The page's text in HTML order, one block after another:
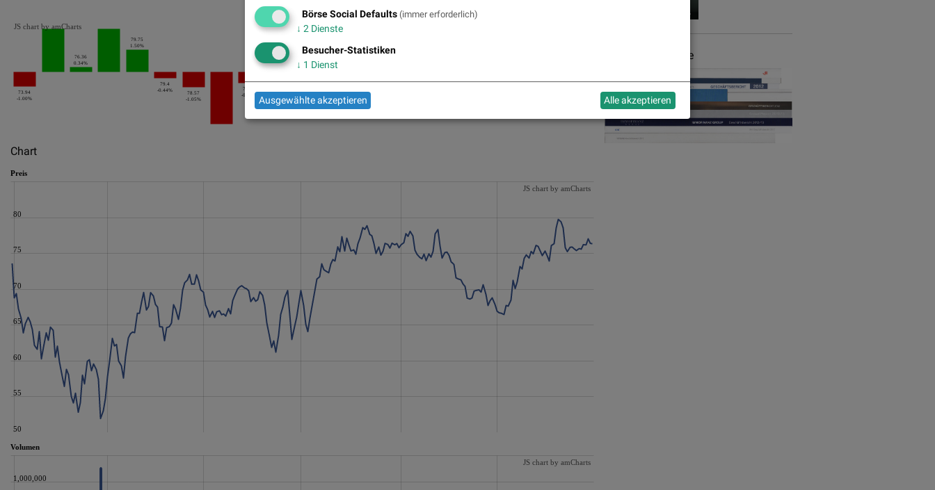
73.94
-1.00%
76.36
0.34%
79.75
1.50%
79.4
-0.44%
78.57
-1.05%
75.25
-0.75%
75.86
0.81%
75.89
0.04%
75.63
75.4
75.68
JS chart by amCharts
Chart
Preis
50
55
60
65
70
75
80
JS chart by amCharts
Volumen
1,000,000
JS chart by amCharts
Geschäftsberichte
Börse Social Defaults (immer erforderlich)
↓ 2 Dienste
Besucher-Statistiken
↓ 1 Dienst
Ausgewählte akzeptieren Alle akzeptieren